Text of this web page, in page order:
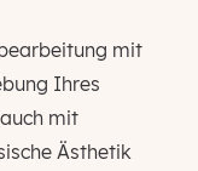
mit
Ihres
mit
Ästhetik